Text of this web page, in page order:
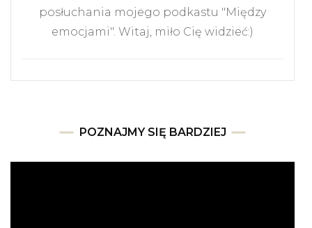
posłuchania mojego podkastu "Między
emocjami". Witaj, miło Cię widzieć:)
POZNAJMY SIĘ BARDZIEJ